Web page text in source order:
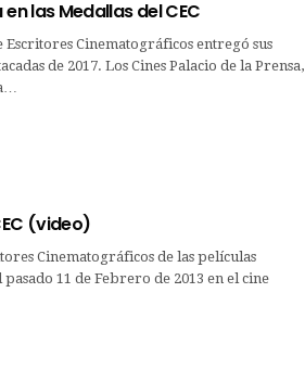
las Medallas del CEC
Escritores Cinematográficos entregó sus
de 2017. Los Cines Palacio de la Prensa,
(video)
Cinematográficos de las películas
11 de Febrero de 2013 en el cine